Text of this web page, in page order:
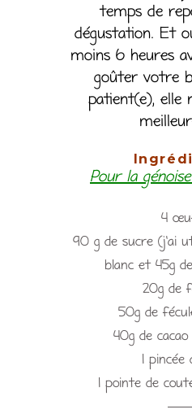
temps de
dégustation. Et
moins 6 heures
goûter votre
patient(e), elle
Pour la
4
90 g de sucre (j’ai
blanc et 45g
20g de
50g de
40g de
1 pincée
1 pointe de